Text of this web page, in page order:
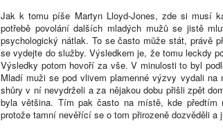
Jak k tomu píše Martyn Lloyd-Jones, zde si musí
potřebě povolání dalších mladých mužů se jistě
psychologický nátlak. To se často může stát, právě
se vydejte do služby. Výsledkem je, že tomu leckdy
Výsledky potom hovoří za vše. V minulosti to byl
Mladí muži se pod vlivem plamenné výzvy vydali na
shůry v ní nevydrželi a za nějakou dobu přišli zpět
byla většina. Tím pak často na místě, kde předtím
protože tamní nevěřící se o tom přirozeně dozvěděli a